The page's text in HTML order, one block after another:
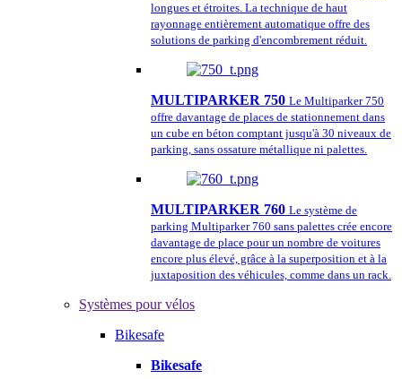
longues et étroites. La technique de haut
rayonnage entièrement automatique offre des
solutions de parking d'encombrement réduit.
MULTIPARKER 750 Le Multiparker 750
offre davantage de places de stationnement dans
un cube en béton comptant jusqu'à 30 niveaux de
parking, sans ossature métallique ni palettes.
MULTIPARKER 760 Le système de
parking Multiparker 760 sans palettes crée encore
davantage de place pour un nombre de voitures
encore plus élevé, grâce à la superposition et à la
juxtaposition des véhicules, comme dans un rack.
Systèmes pour vélos
Bikesafe
Bikesafe